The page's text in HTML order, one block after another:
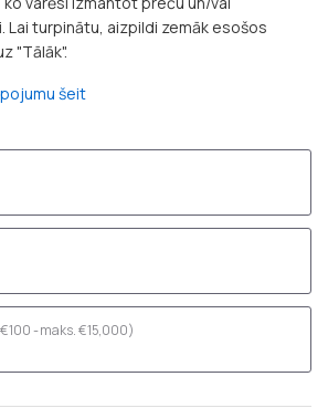
Lai turpinātu, aizpildi zemāk esošos
"Tālāk".
šeit
- maks. €15,000)